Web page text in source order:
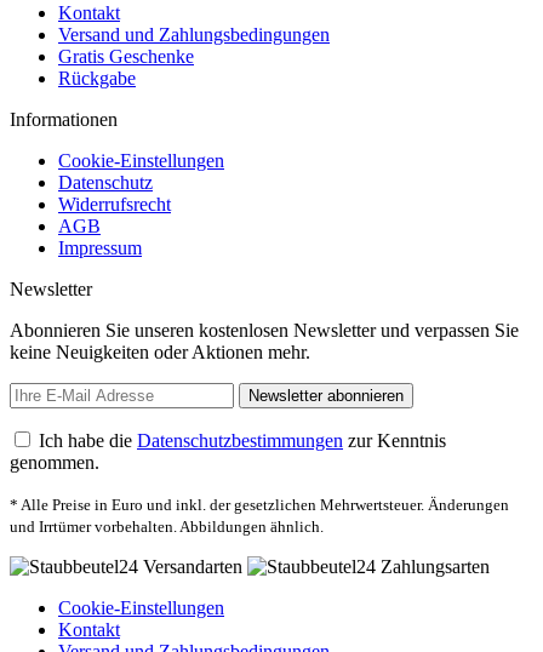
Kontakt
Versand und Zahlungsbedingungen
Gratis Geschenke
Rückgabe
Informationen
Cookie-Einstellungen
Datenschutz
Widerrufsrecht
AGB
Impressum
Newsletter
Abonnieren Sie unseren kostenlosen Newsletter und verpassen Sie
keine Neuigkeiten oder Aktionen mehr.
Newsletter abonnieren
Ich habe die Datenschutzbestimmungen zur Kenntnis
genommen.
* Alle Preise in Euro und inkl. der gesetzlichen Mehrwertsteuer. Änderungen
und Irrtümer vorbehalten. Abbildungen ähnlich.
Cookie-Einstellungen
Kontakt